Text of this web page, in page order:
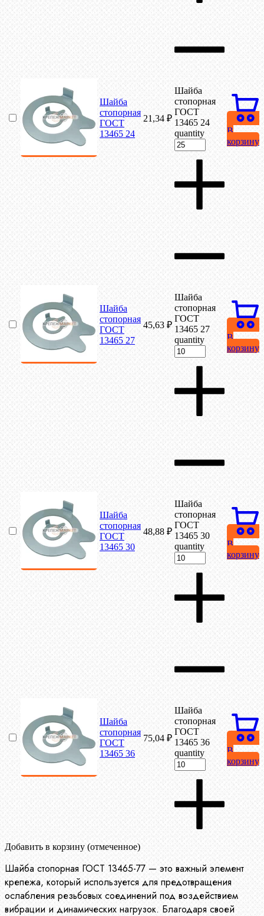
Шайба
стопорная
ГОСТ
13465 24
21,34 ₽
Шайба
стопорная
ГОСТ
13465 24
quantity
В
корзину
Шайба
стопорная
ГОСТ
13465 27
45,63 ₽
Шайба
стопорная
ГОСТ
13465 27
quantity
В
корзину
Шайба
стопорная
ГОСТ
13465 30
48,88 ₽
Шайба
стопорная
ГОСТ
13465 30
quantity
В
корзину
Шайба
стопорная
ГОСТ
13465 36
75,04 ₽
Шайба
стопорная
ГОСТ
13465 36
quantity
В
корзину
Добавить в корзину (отмеченное)
Шайба стопорная ГОСТ 13465-77 — это важный элемент
крепежа, который используется для предотвращения
ослабления резьбовых соединений под воздействием
вибрации и динамических нагрузок. Благодаря своей